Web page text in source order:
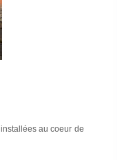
installées au coeur de